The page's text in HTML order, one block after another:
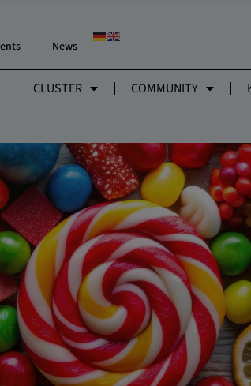
News
CLUSTER COMMUNITY